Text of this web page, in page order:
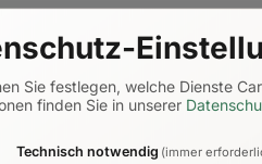
Sie festlegen, welche Dienste
finden Sie in unserer
Technisch notwendig (immer